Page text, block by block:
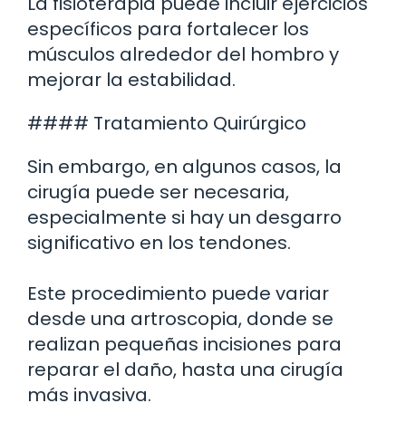
específicos para fortalecer los
músculos alrededor del hombro y
mejorar la estabilidad.
#### Tratamiento Quirúrgico
Sin embargo, en algunos casos, la
cirugía puede ser necesaria,
especialmente si hay un desgarro
significativo en los tendones.
Este procedimiento puede variar
desde una artroscopia, donde se
realizan pequeñas incisiones para
reparar el daño, hasta una cirugía
más invasiva.